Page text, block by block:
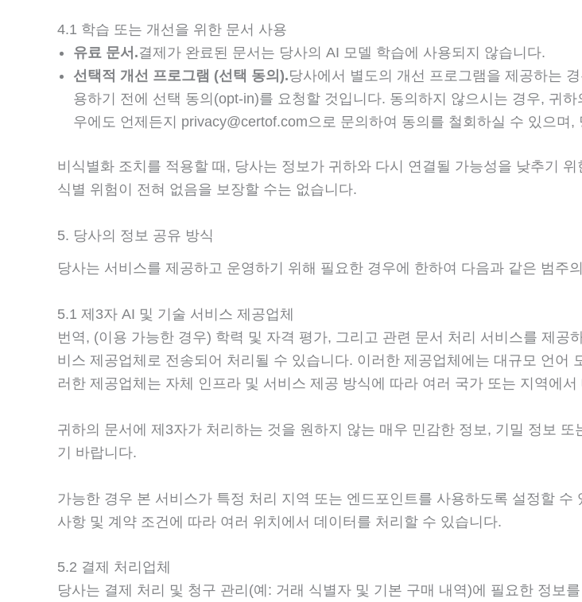
4.1 학습 또는 개선을 위한 문서 사용
유료 문서.결제가 완료된 문서는 당사의 AI 모델 학습에 사용되지 않습니다.
선택적 개선 프로그램 (선택 동의).당사에서 별도의 개선 프로그램을 제공하는
용하기 전에 선택 동의(opt-in)를 요청할 것입니다. 동의하지 않으시는 경우, 귀
우에도 언제든지 privacy@certof.com 으로 문의하여 동의를 철회하실 수 있으며
비식별화 조치를 적용할 때, 당사는 정보가 귀하와 다시 연결될 가능성을 낮추기
식별 위험이 전혀 없음을 보장할 수는 없습니다.
5. 당사의 정보 공유 방식
당사는 서비스를 제공하고 운영하기 위해 필요한 경우에 한하여 다음과 같은 범주
5.1 제3자 AI 및 기술 서비스 제공업체
번역, (이용 가능한 경우) 학력 및 자격 평가, 그리고 관련 문서 처리 서비스를 제
비스 제공업체로 전송되어 처리될 수 있습니다. 이러한 제공업체에는 대규모 언어
러한 제공업체는 자체 인프라 및 서비스 제공 방식에 따라 여러 국가 또는 지역에
귀하의 문서에 제3자가 처리하는 것을 원하지 않는 매우 민감한 정보, 기밀 정보
기 바랍니다.
가능한 경우 본 서비스가 특정 처리 지역 또는 엔드포인트를 사용하도록 설정할
사항 및 계약 조건에 따라 여러 위치에서 데이터를 처리할 수 있습니다.
5.2 결제 처리업체
당사는 결제 처리 및 청구 관리(예: 거래 식별자 및 기본 구매 내역)에 필요한 정보